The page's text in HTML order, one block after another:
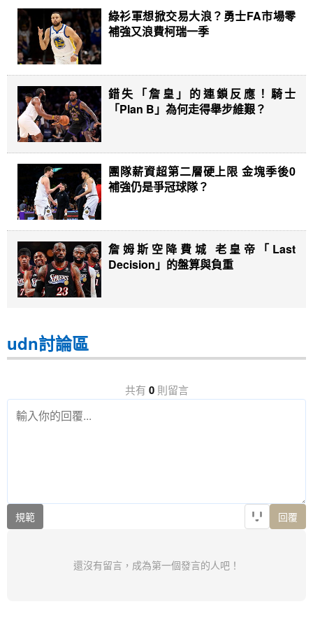
綠衫軍想掀交易大浪？勇士FA市場零
補強又浪費柯瑞一季
錯失「詹皇」的連鎖反應！騎士
「Plan B」為何走得舉步維艱？
團隊薪資超第二層硬上限 金塊季後0
補強仍是爭冠球隊？
詹姆斯空降費城 老皇帝「Last
Decision」的盤算與負重
udn討論區
共有 0則留言
規範 回覆
還沒有留言，成為第一個發言的人吧！